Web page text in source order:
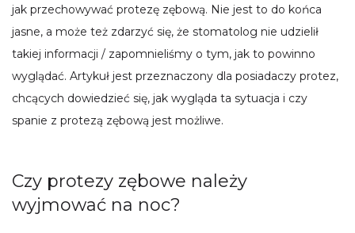
jak przechowywać protezę zębową. Nie jest to do końca
jasne, a może też zdarzyć się, że stomatolog nie udzielił
takiej informacji / zapomnieliśmy o tym, jak to powinno
wyglądać. Artykuł jest przeznaczony dla posiadaczy protez,
chcących dowiedzieć się, jak wygląda ta sytuacja i czy
spanie z protezą zębową jest możliwe.
Czy protezy zębowe należy
wyjmować na noc?